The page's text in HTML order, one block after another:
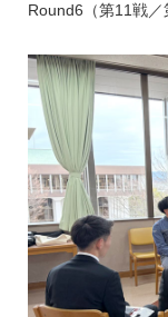
Round6（第11戦／